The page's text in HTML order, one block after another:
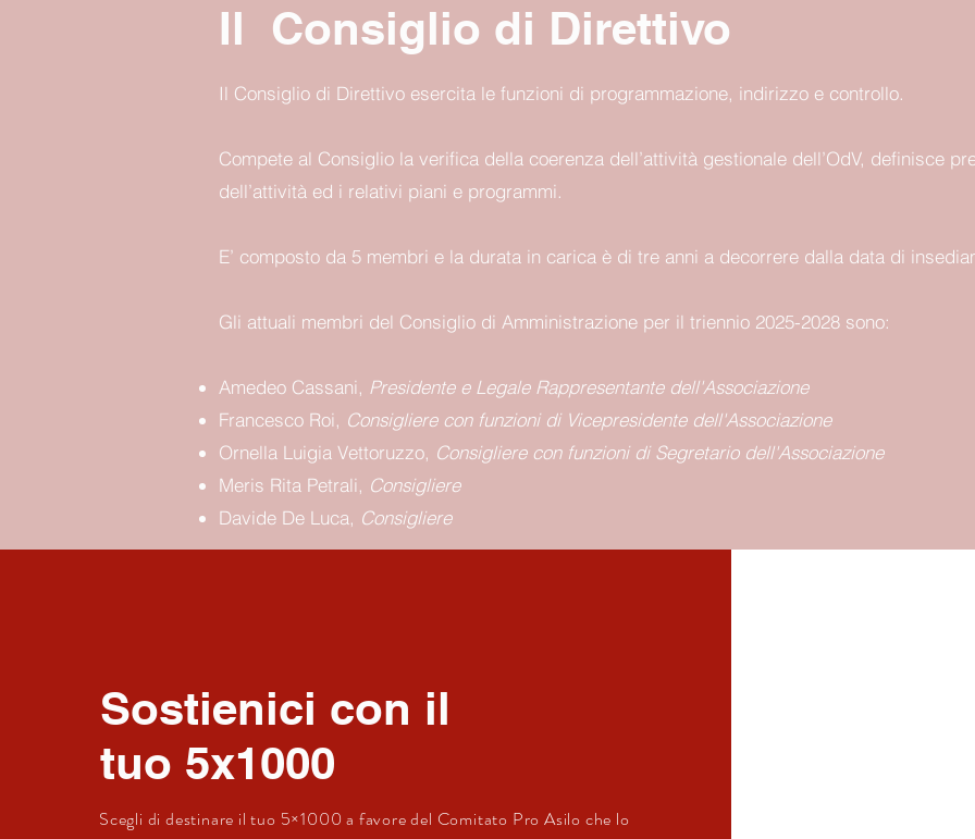
Il Consiglio di Direttivo
Il Consiglio di Direttivo esercita le funzioni di programmazione, indirizzo e controllo.
Compete al Consiglio la verifica della coerenza dell’attività gestionale dell’OdV, definisce
dell’attività ed i relativi piani e programmi.
E’ composto da 5 membri e la durata in carica è di tre anni a decorrere dalla data di
Gli attuali membri del Consiglio di Amministrazione per il triennio 2025-2028 sono:
Amedeo Cassani, Presidente e Legale Rappresentante dell'Associazione
Francesco Roi, Consigliere con funzioni di Vicepresidente dell'Associazione
Ornella Luigia Vettoruzzo, Consigliere con funzioni di Segretario dell'Associazione
Meris Rita Petrali, Consigliere
Davide De Luca, Consigliere
Sostienici con il
tuo 5x1000
Scegli di destinare il tuo 5×1000 a favore del Comitato Pro Asilo che lo